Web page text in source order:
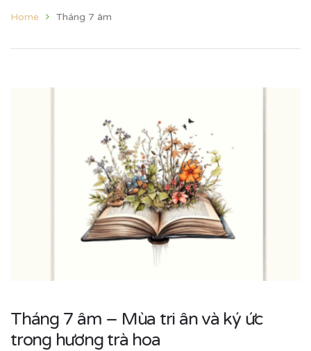
Home Tháng 7 âm
Tháng 7 âm – Mùa tri ân và ký ức
trong hương trà hoa